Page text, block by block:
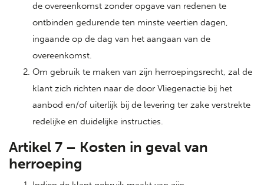
de overeenkomst zonder opgave van redenen te
ontbinden gedurende ten minste veertien dagen,
ingaande op de dag van het aangaan van de
overeenkomst.
Om gebruik te maken van zijn herroepingsrecht, zal de
klant zich richten naar de door Vliegenactie bij het
aanbod en/of uiterlijk bij de levering ter zake verstrekte
redelijke en duidelijke instructies.
Artikel 7 – Kosten in geval van
herroeping